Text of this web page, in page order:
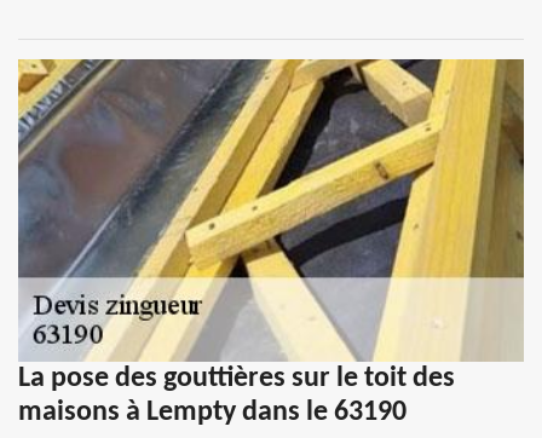
La pose des gouttières sur le toit des
maisons à Lempty dans le 63190